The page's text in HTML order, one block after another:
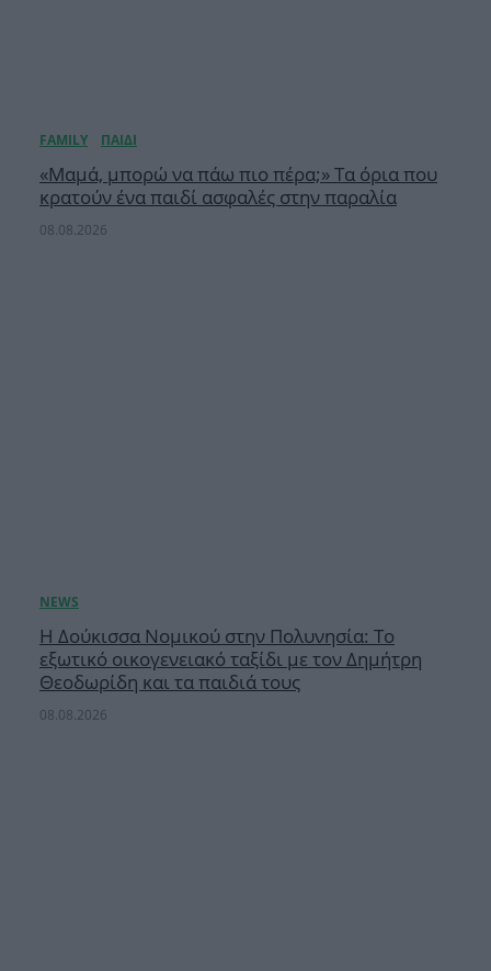
«Μαμά, μπορώ να πάω πιο πέρα;» Τα όρια που
κρατούν ένα παιδί ασφαλές στην παραλία
08.08.2026
Η Δούκισσα Νομικού στην Πολυνησία: Το
εξωτικό οικογενειακό ταξίδι με τον Δημήτρη
Θεοδωρίδη και τα παιδιά τους
08.08.2026